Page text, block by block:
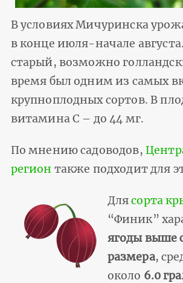
В условиях Мичуринска
в конце июля-начале
старый, возможно
время был одним из самых
крупноплодных сортов. В
витамина С – до 44 мг.
По мнению садоводов,
регион также подходит для
Длясорта
“Финик”
ягоды выше
размера,
около 6.0